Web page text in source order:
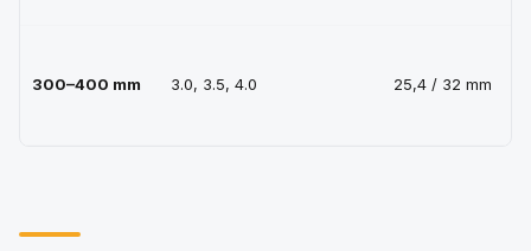
300–400 mm 3.0, 3.5, 4.0 25,4 / 32 mm